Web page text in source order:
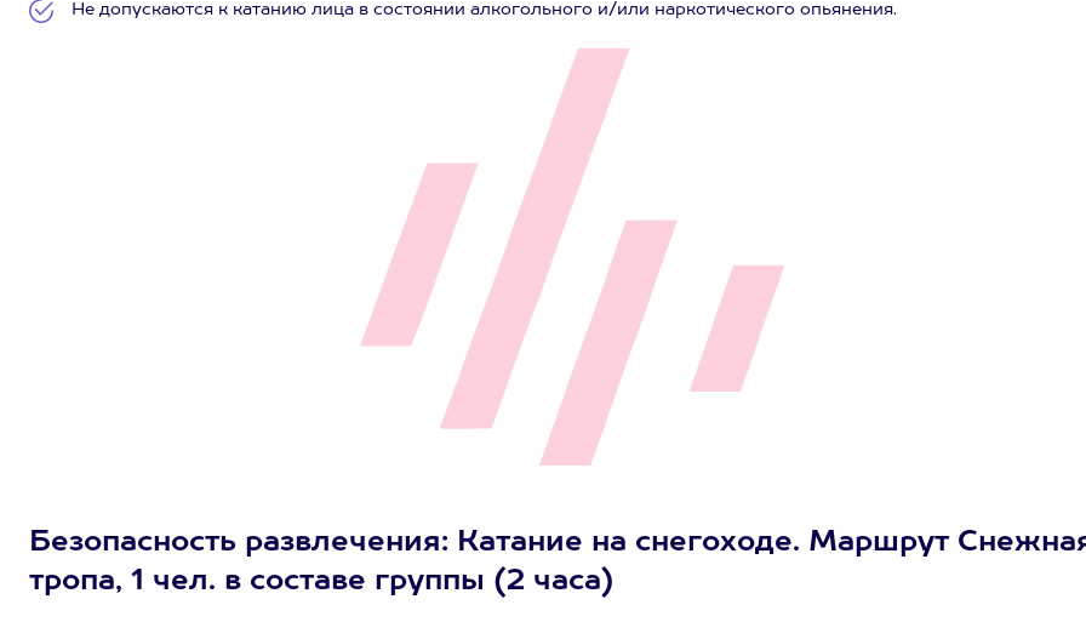
Не допускаются к катанию лица в состоянии алкогольного и/или наркотического опьянения.
Безопасность развлечения: Катание на снегоходе. Маршрут
тропа, 1 чел. в составе группы (2 часа)